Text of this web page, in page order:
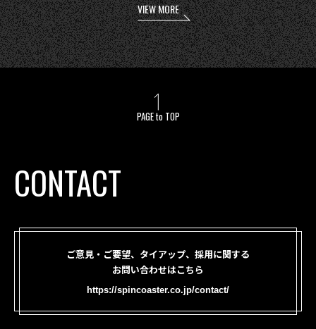
VIEW MORE
PAGE to TOP
CONTACT
ご意見・ご要望、タイアップ、採用に関する
お問い合わせはこちら
https://spincoaster.co.jp/contact/